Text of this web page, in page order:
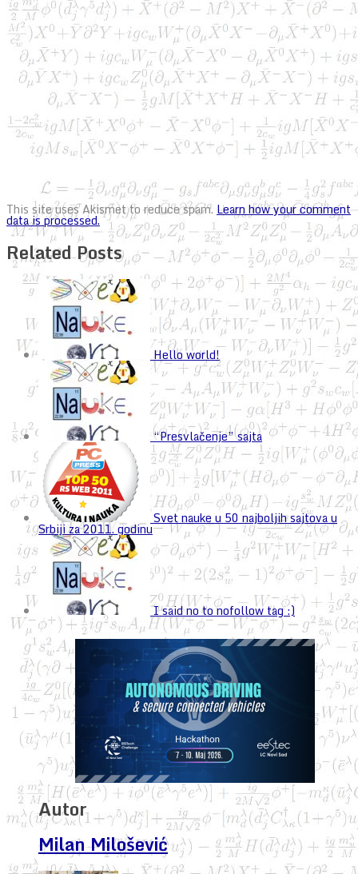
This site uses Akismet to reduce spam. Learn how your comment
data is processed.
Related Posts
Hello world!
“Presvlačenje” sajta
Svet nauke u 50 najboljih sajtova u
Srbiji za 2011. godinu
I said no to nofollow tag :)
Autor
Milan Milošević